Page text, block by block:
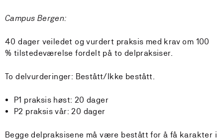
Campus Bergen:
40 dager veiledet og vurdert praksis med krav om 100
% tilstedeværelse fordelt på to delpraksiser.
To delvurderinger: Bestått/Ikke bestått.
P1 praksis høst: 20 dager
P2 praksis vår: 20 dager
Begge delpraksisene må være bestått for å få karakter i